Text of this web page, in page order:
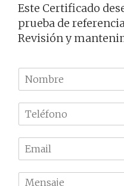
Este Certificado
prueba de
Revisión y
N
o
m
r
e
l
f
m
a
M